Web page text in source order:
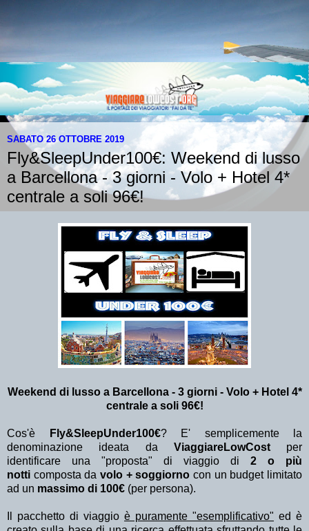
SABATO 26 OTTOBRE 2019
Fly&SleepUnder100€: Weekend di lusso
a Barcellona - 3 giorni - Volo + Hotel 4*
centrale a soli 96€!
Weekend di lusso a Barcellona - 3 giorni - Volo + Hotel 4*
centrale a soli 96€!
Cos'è Fly&SleepUnder100€? E' semplicemente la
denominazione ideata da ViaggiareLowCostper
identificare una "proposta" di viaggio di 2 o più
notti composta davolo + soggiorno con un budget limitato
ad un massimo di 100€ (per persona).
Il pacchetto di viaggio è puramente "esemplificativo" ed è